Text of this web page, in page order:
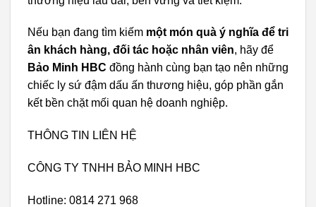
Nếu bạn đang tìm kiếm một món quà ý nghĩa để tri
ân khách hàng, đối tác hoặc nhân viên, hãy để
Bảo Minh HBC đồng hành cùng bạn tạo nên những
chiếc ly sứ đậm dấu ấn thương hiệu, góp phần gắn
kết bền chặt mối quan hệ doanh nghiệp.
THÔNG TIN LIÊN HỆ
CÔNG TY TNHH BẢO MINH HBC
Hotline: 0814 271 968